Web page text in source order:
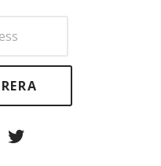
Facebook